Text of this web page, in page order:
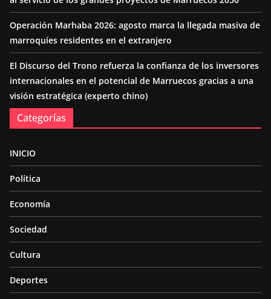
Operación Marhaba 2026: agosto marca la llegada masiva de
marroquíes residentes en el extranjero
El Discurso del Trono refuerza la confianza de los inversores
internacionales en el potencial de Marruecos gracias a una
visión estratégica (experto chino)
Categorías
INICIO
Política
Economía
Sociedad
Cultura
Deportes